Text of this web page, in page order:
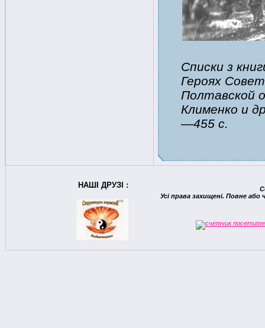
Списки з
Героях
Полтавской
Клименко и
—455 с.
НАШІ ДРУЗІ :
Усі права захищені. Повне